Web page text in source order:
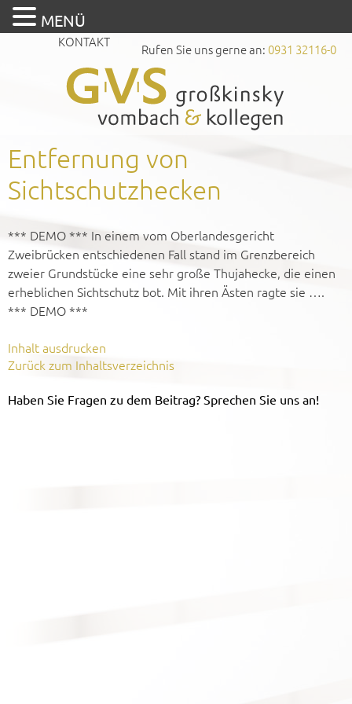
Rufen Sie uns gerne an: 0931 32116-0
KONTAKT
Entfernung von
Sichtschutzhecken
*** DEMO *** In einem vom Oberlandesgericht
Zweibrücken entschiedenen Fall stand im Grenzbereich
zweier Grundstücke eine sehr große Thujahecke, die einen
erheblichen Sichtschutz bot. Mit ihren Ästen ragte sie ….
*** DEMO ***
Inhalt ausdrucken
Zurück zum Inhaltsverzeichnis
Haben Sie Fragen zu dem Beitrag? Sprechen Sie uns an!
MENÜ